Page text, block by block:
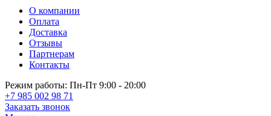
О компании
Оплата
Доставка
Отзывы
Партнерам
Контакты
Режим работы: Пн-Пт 9:00 - 20:00
+7 985 002 98 71
Заказать звонок